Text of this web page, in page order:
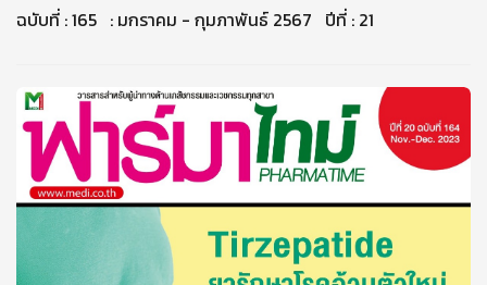
ฉบับที่ : 165 : มกราคม - กุมภาพันธ์ 2567 ปีที่ : 21